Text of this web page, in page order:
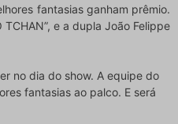
fantasias ganham prêmio.
e a dupla João Felippe
no dia do show. A equipe do
fantasias ao palco. E será